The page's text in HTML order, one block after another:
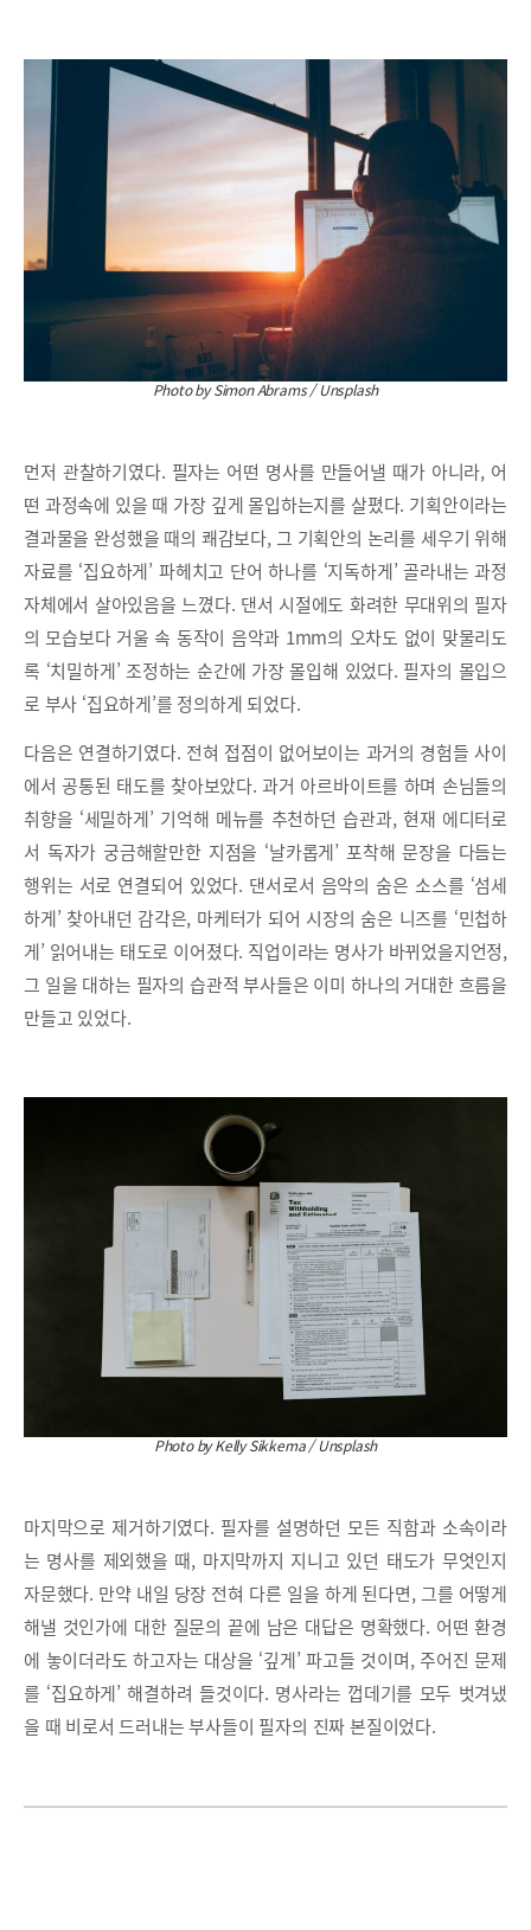
Photo by Simon Abrams / Unsplash
먼저 관찰하기였다. 필자는 어떤 명사를 만들어낼 때가 아니라, 어
떤 과정속에 있을 때 가장 깊게 몰입하는지를 살폈다. 기획안이라는
결과물을 완성했을 때의 쾌감보다, 그 기획안의 논리를 세우기 위해
자료를 ‘집요하게’ 파헤치고 단어 하나를 ‘지독하게’ 골라내는 과정
자체에서 살아있음을 느꼈다. 댄서 시절에도 화려한 무대위의 필자
의 모습보다 거울 속 동작이 음악과 1mm의 오차도 없이 맞물리도
록 ‘치밀하게’ 조정하는 순간에 가장 몰입해 있었다. 필자의 몰입으
로 부사 ‘집요하게’를 정의하게 되었다.
다음은 연결하기였다. 전혀 접점이 없어보이는 과거의 경험들 사이
에서 공통된 태도를 찾아보았다. 과거 아르바이트를 하며 손님들의
취향을 ‘세밀하게’ 기억해 메뉴를 추천하던 습관과, 현재 에디터로
서 독자가 궁금해할만한 지점을 ‘날카롭게’ 포착해 문장을 다듬는
행위는 서로 연결되어 있었다. 댄서로서 음악의 숨은 소스를 ‘섬세
하게’ 찾아내던 감각은, 마케터가 되어 시장의 숨은 니즈를 ‘민첩하
게’ 읽어내는 태도로 이어졌다. 직업이라는 명사가 바뀌었을지언정,
그 일을 대하는 필자의 습관적 부사들은 이미 하나의 거대한 흐름을
만들고 있었다.
Photo by Kelly Sikkema / Unsplash
마지막으로 제거하기였다. 필자를 설명하던 모든 직함과 소속이라
는 명사를 제외했을 때, 마지막까지 지니고 있던 태도가 무엇인지
자문했다. 만약 내일 당장 전혀 다른 일을 하게 된다면, 그를 어떻게
해낼 것인가에 대한 질문의 끝에 남은 대답은 명확했다. 어떤 환경
에 놓이더라도 하고자는 대상을 ‘깊게’ 파고들 것이며, 주어진 문제
를 ‘집요하게’ 해결하려 들것이다. 명사라는 껍데기를 모두 벗겨냈
을 때 비로서 드러내는 부사들이 필자의 진짜 본질이었다.